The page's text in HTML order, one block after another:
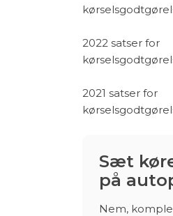
2022 satser for
2021 satser for
Sæt
på
Nem,